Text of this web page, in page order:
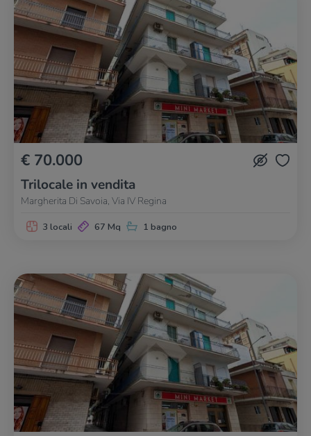
€ 70.000
Trilocale in vendita
Margherita Di Savoia, Via IV Regina
3 locali 67 Mq 1 bagno